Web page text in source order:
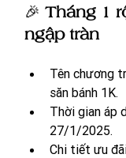
🎉 Tháng 1
ngập tràn
Tên chương
săn bánh 1K.
Thời gian áp
27/1/2025.
Chi tiết ưu